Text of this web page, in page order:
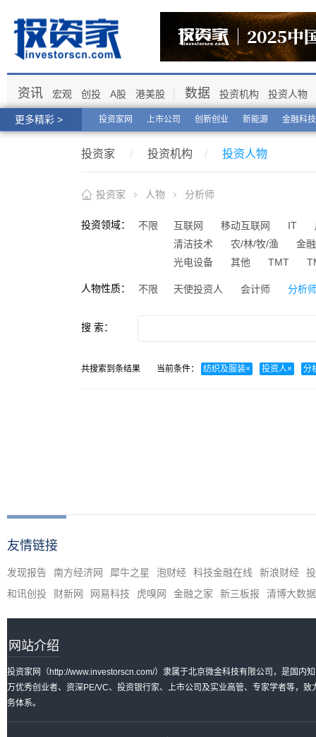
更多精彩 > 投资家网 上市公司 创新创业 新能源 金融科技
资讯 宏观 创投 A股 港美股 数据 投资机构 投资人物
投资家 / 投资机构 / 投资人物
投资家 人物 分析师
投资领域： 不限 互联网 移动互联网 IT
清洁技术
农/林/牧/渔
金融
光电设备
其他 TMT
人物性质： 不限 天使投资人 会计师 分析
搜 索：
共搜索到 条结果 当前条件： 纺织及服装× 投资人× 分
友情链接
发现报告 南方经济网 犀牛之星 泡财经 科技金融在线 新浪财经
和讯创投
财新网 网易科技 虎嗅网 金融之家 新三板报 清博大数据
网站介绍
投资家网（http://www.investorscn.com/）隶属于北京微金科技有限公司，是国内
万优秀创业者、资深PE/VC、投资银行家、上市公司及实业高管、专家学者等，
务体系。